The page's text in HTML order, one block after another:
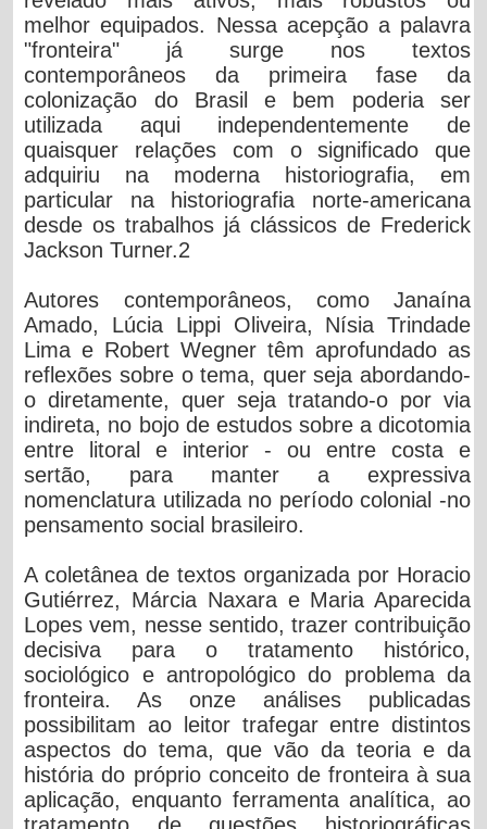
melhor equipados. Nessa acepção a palavra
"fronteira" já surge nos textos
contemporâneos da primeira fase da
colonização do Brasil e bem poderia ser
utilizada aqui independentemente de
quaisquer relações com o significado que
adquiriu na moderna historiografia, em
particular na historiografia norte-americana
desde os trabalhos já clássicos de Frederick
Jackson Turner.2
Autores contemporâneos, como Janaína
Amado, Lúcia Lippi Oliveira, Nísia Trindade
Lima e Robert Wegner têm aprofundado as
reflexões sobre o tema, quer seja abordando-
o diretamente, quer seja tratando-o por via
indireta, no bojo de estudos sobre a dicotomia
entre litoral e interior - ou entre costa e
sertão, para manter a expressiva
nomenclatura utilizada no período colonial -no
pensamento social brasileiro.
A coletânea de textos organizada por Horacio
Gutiérrez, Márcia Naxara e Maria Aparecida
Lopes vem, nesse sentido, trazer contribuição
decisiva para o tratamento histórico,
sociológico e antropológico do problema da
fronteira. As onze análises publicadas
possibilitam ao leitor trafegar entre distintos
aspectos do tema, que vão da teoria e da
história do próprio conceito de fronteira à sua
aplicação, enquanto ferramenta analítica, ao